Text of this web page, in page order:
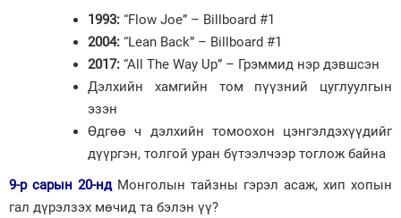
1993: “Flow Joe” – Billboard #1
2004: “Lean Back” – Billboard #1
2017: “All The Way Up” – Грэммид нэр дэвшсэн
Дэлхийн хамгийн том пүүзний цуглуулгын
эзэн
Өдгөө ч дэлхийн томоохон цэнгэлдэхүүдийг
дүүргэн, толгой уран бүтээлчээр тоглож байна
9-р сарын 20-ндМонголын тайзны гэрэл асаж, хип хопын
гал дүрэлзэх мөчид та бэлэн үү?